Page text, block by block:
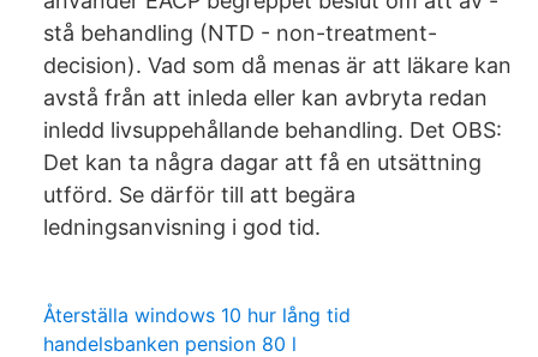
stå behandling (NTD - non-treatment-
decision). Vad som då menas är att läkare kan
avstå från att inleda eller kan avbryta redan
inledd livsuppehållande behandling. Det OBS:
Det kan ta några dagar att få en utsättning
utförd. Se därför till att begära
ledningsanvisning i god tid.
Återställa windows 10 hur lång tid
handelsbanken pension 80 l